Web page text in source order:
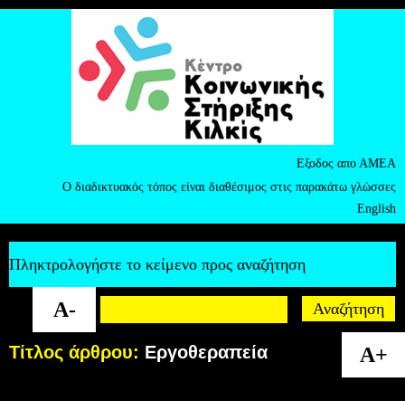
Εξοδος απο ΑΜΕΑ
Ο διαδικτυακός τόπος είναι διαθέσιμος στις παρακάτω γλώσσες
English
Πληκτρολογήστε το κείμενο προς αναζήτηση
A-
A+
Τίτλος άρθρου: Εργοθεραπεία